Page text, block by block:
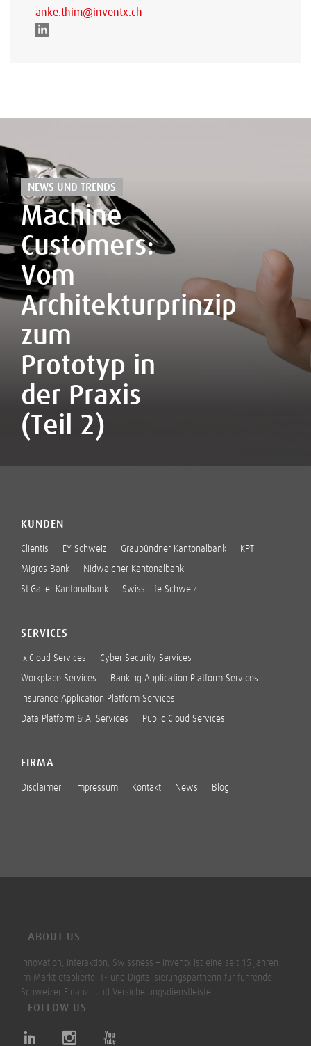
anke.thim@inventx.ch
NEWS UND TRENDS
Machine
Customers:
Vom
Architekturprinzip
zum
Prototyp in
der Praxis
(Teil 2)
KUNDEN
Clientis EY Schweiz Graubündner Kantonalbank KPT
Migros Bank Nidwaldner Kantonalbank
St.Galler Kantonalbank Swiss Life Schweiz
SERVICES
ix.Cloud Services Cyber Security Services
Workplace Services Banking Application Platform Services
Insurance Application Platform Services
Data Platform & AI Services Public Cloud Services
FIRMA
Disclaimer Impressum Kontakt News Blog
ABOUT US
Innovation, Interaktion, Swissness – Inventx ist eine seit 15 Jahren
im Markt etablierte IT- und Digitalisierungspartnerin für führende
Schweizer Finanz- und Versicherungsdienstleister.
FOLLOW US